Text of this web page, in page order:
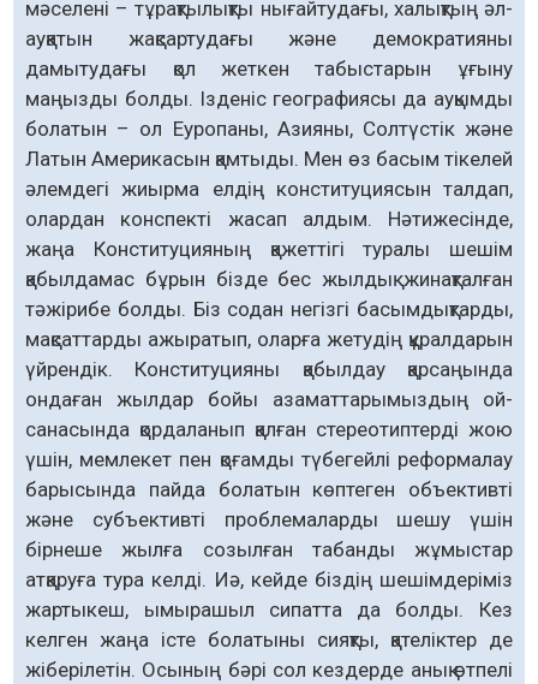
мәселені – тұрақтылықты нығайтудағы, халықтың әл-
ауқатын жақсартудағы және демократияны
дамытудағы қол жеткен табыстарын ұғыну
маңызды болды. Ізденіс географиясы да ауқымды
болатын – ол Еуропаны, Азияны, Солтүстік және
Латын Америкасын қамтыды. Мен өз басым тікелей
әлемдегі жиырма елдің конституциясын талдап,
олардан конспекті жасап алдым. Нәтижесінде,
жаңа Конституцияның қажеттігі туралы шешім
қабылдамас бұрын бізде бес жылдық жинақталған
тәжірибе болды. Біз содан негізгі басымдықтарды,
мақсаттарды ажыратып, оларға жетудің құралдарын
үйрендік. Конституцияны қабылдау қарсаңында
ондаған жылдар бойы азаматтарымыздың ой-
санасында қордаланып қалған стереотиптерді жою
үшін, мемлекет пен қоғамды түбегейлі реформалау
барысында пайда болатын көптеген объективті
және субъективті проблемаларды шешу үшін
бірнеше жылға созылған табанды жұмыстар
атқаруға тура келді. Иә, кейде біздің шешімдеріміз
жартыкеш, ымырашыл сипатта да болды. Кез
келген жаңа істе болатыны сияқты, қателіктер де
жіберілетін. Осының бәрі сол кездерде анық өтпелі